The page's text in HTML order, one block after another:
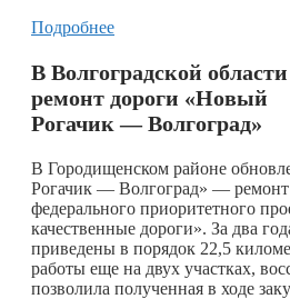
Подробнее
В Волгоградской
ремонт дороги «Новый
Рогачик — Волгоград»
В Городищенском районе
Рогачик — Волгоград» — ремонт
федерального приоритетного
качественные дороги». За два
приведены в порядок 22,5
работы еще на двух участках,
позволила полученная в ходе